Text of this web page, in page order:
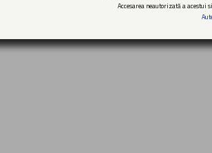
Accesarea neautorizată a acestui